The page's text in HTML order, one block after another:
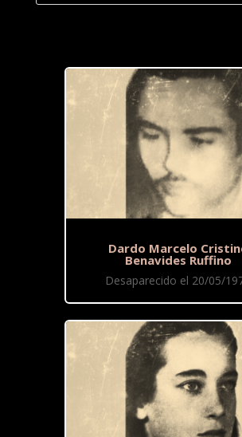
Dardo Marcelo
Benavides Ruffino
Desaparecido el 20/05/